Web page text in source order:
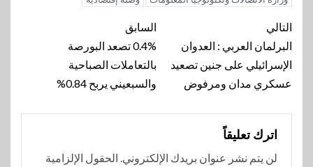
تنقل
المقالة
السابق
0.4% تصعد البورصة
بالتعاملات الصباحية
والسبعيني يربح 0.84%
التالي
البرلمان العربي : العدوان
الإسرائيلي على جنين تصعيد
عسكري مدان ومرفوض
اترك تعليقاً
لن يتم نشر عنوان بريدك الإلكتروني. الحقول الإلزامية